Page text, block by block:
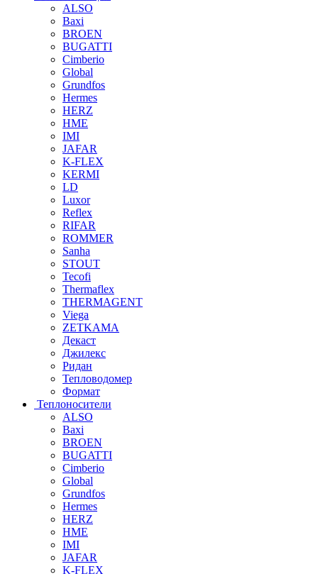
ALSO
Baxi
BROEN
BUGATTI
Cimberio
Global
Grundfos
Hermes
HERZ
HME
IMI
JAFAR
K-FLEX
KERMI
LD
Luxor
Reflex
RIFAR
ROMMER
Sanha
STOUT
Tecofi
Thermaflex
THERMAGENT
Viega
ZETKAMA
Декаст
Джилекс
Ридан
Тепловодомер
Формат
Теплоносители
ALSO
Baxi
BROEN
BUGATTI
Cimberio
Global
Grundfos
Hermes
HERZ
HME
IMI
JAFAR
K-FLEX